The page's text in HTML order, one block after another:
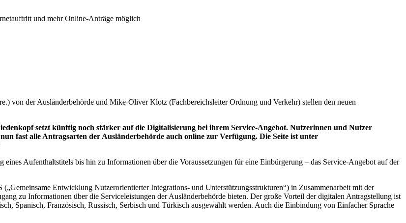
und mehr Online-Anträge möglich
von der Ausländerbehörde und Mike-Oliver Klotz (Fachbereichsleiter Ordnung und Verkehr) stellen den neuen
setzt künftig noch stärker auf die Digitalisierung bei ihrem Service-Angebot. Nutzerinnen und Nutzer
fast alle Antragsarten der Ausländerbehörde auch online zur Verfügung. Die Seite ist unter
Aufenthaltstitels bis hin zu Informationen über die Voraussetzungen für eine Einbürgerung – das Service-Angebot auf der
Entwicklung Nutzerorientierter Integrations- und Unterstützungsstrukturen“) in Zusammenarbeit mit der
zu Informationen über die Serviceleistungen der Ausländerbehörde bieten. Der große Vorteil der digitalen Antragstellung ist
Spanisch, Französisch, Russisch, Serbisch und Türkisch ausgewählt werden. Auch die Einbindung von Einfacher Sprache